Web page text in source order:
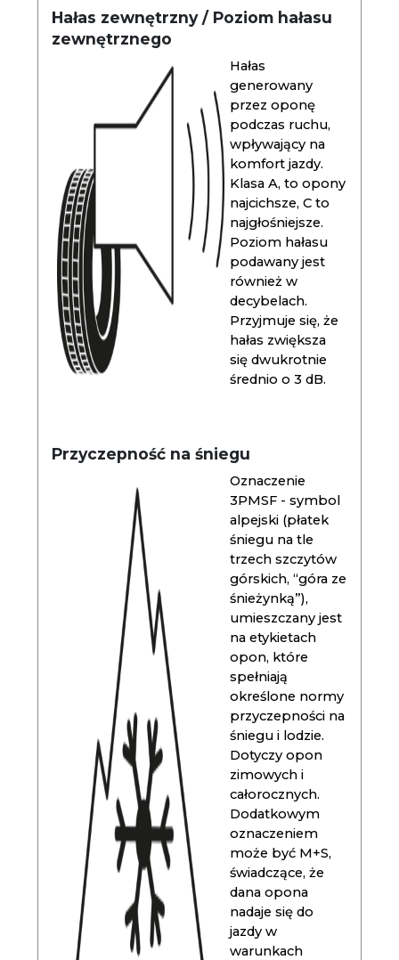
Hałas zewnętrzny / Poziom hałasu
zewnętrznego
Hałas
generowany
przez oponę
podczas ruchu,
wpływający na
komfort jazdy.
Klasa A, to opony
najcichsze, C to
najgłośniejsze.
Poziom hałasu
podawany jest
również w
decybelach.
Przyjmuje się, że
hałas zwiększa
się dwukrotnie
średnio o 3 dB.
Przyczepność na śniegu
Oznaczenie
3PMSF - symbol
alpejski (płatek
śniegu na tle
trzech szczytów
górskich, “góra ze
śnieżynką”),
umieszczany jest
na etykietach
opon, które
spełniają
określone normy
przyczepności na
śniegu i lodzie.
Dotyczy opon
zimowych i
całorocznych.
Dodatkowym
oznaczeniem
może być M+S,
świadczące, że
dana opona
nadaje się do
jazdy w
warunkach